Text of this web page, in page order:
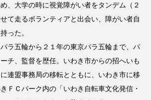
、大学の時に視覚障がい者をタンデム（２
て走るボランティアと出会い、障がい者自
った。
ラ五輪から２１年の東京パラ五輪まで、パ
チ、監督を歴任。いわき市からの招へいも
連盟事務局の移転とともに、いわき市に移
ＦＣパーク内の「いわき自転車文化発信・